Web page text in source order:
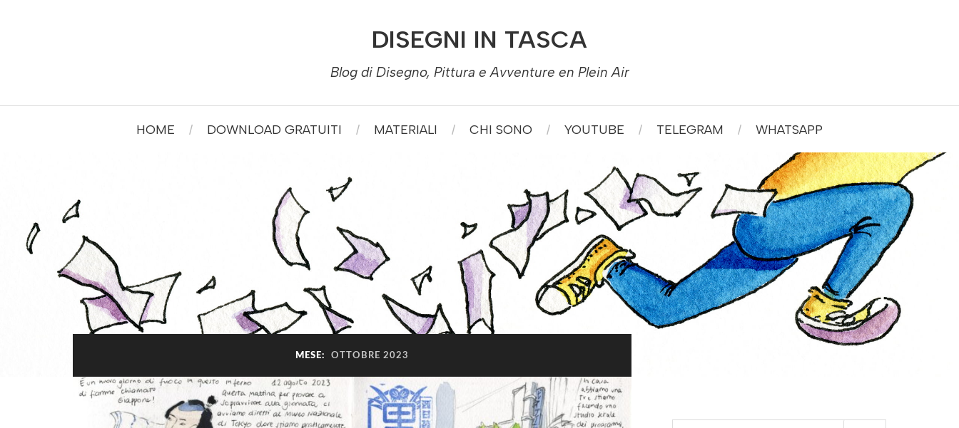
DISEGNI IN TASCA
Blog di Disegno, Pittura e Avventure en Plein Air
HOME DOWNLOAD GRATUITI MATERIALI CHI SONO YOUTUBE TELEGRAM WHATSAPP
MESE: OTTOBRE 2023